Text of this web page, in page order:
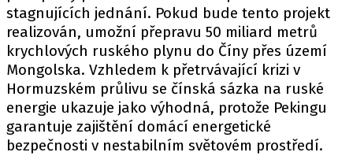
stagnujících jednání. Pokud bude tento projekt
realizován, umožní přepravu 50 miliard metrů
krychlových ruského plynu do Číny přes území
Mongolska. Vzhledem k přetrvávající krizi v
Hormuzském průlivu se čínská sázka na ruské
energie ukazuje jako výhodná, protože Pekingu
garantuje zajištění domácí energetické
bezpečnosti v nestabilním světovém prostředí.